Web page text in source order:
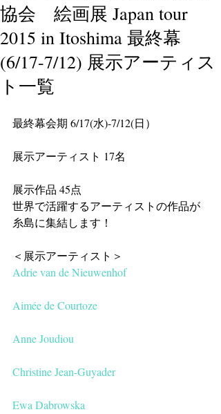
協会 絵画展 Japan tour
2015 in Itoshima 最終幕
(6/17-7/12) 展示アーティス
ト一覧
最終幕会期 6/17(水)-7/12(日）
展示アーティスト 17名
展示作品 45点
世界で活躍するアーティストの作品が
糸島に集結します！
＜展示アーティスト＞
Adrie van de Nieuwenhof
Aimée de Courtoze
Anne Joudiou
Christine Jean-Guyader
Ewa Dabrowska